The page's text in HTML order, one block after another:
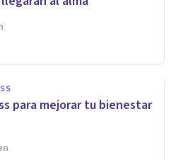
para mejorar tu bienestar
que
de vida